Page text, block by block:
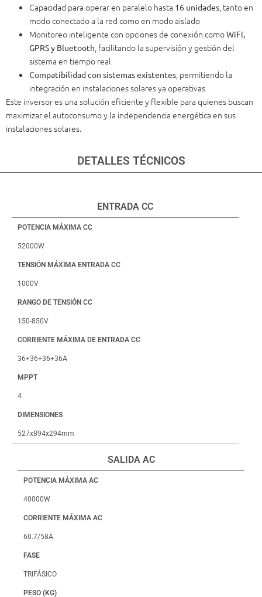
Capacidad para operar en paralelo hasta 16 unidades , tanto en
modo conectado a la red como en modo aislado
Monitoreo inteligente con opciones de conexión comoWiFi,
GPRS y Bluetooth , facilitando la supervisión y gestión del
sistema en tiempo real
Compatibilidad con sistemas existentes , permitiendo la
integración en instalaciones solares ya operativas
Este inversor es una solución eficiente y flexible para quienes buscan
maximizar el autoconsumo y la independencia energética en sus
instalaciones solares.
DETALLES TÉCNICOS
ENTRADA CC
POTENCIA MÁXIMA CC
52000W
TENSIÓN MÁXIMA ENTRADA CC
1000V
RANGO DE TENSIÓN CC
150-850V
CORRIENTE MÁXIMA DE ENTRADA CC
36+36+36+36A
MPPT
4
DIMENSIONES
527x894x294mm
SALIDA AC
POTENCIA MÁXIMA AC
40000W
CORRIENTE MÁXIMA AC
60.7/58A
FASE
TRIFÁSICO
PESO (KG)